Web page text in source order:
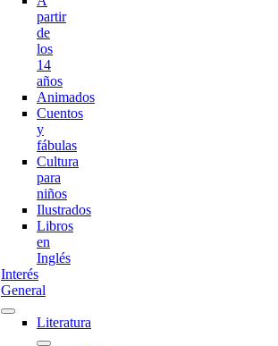
partir
de
los
14
años
Animados
Cuentos
y
fábulas
Cultura
para
niños
Ilustrados
Libros
en
Inglés
Interés
General
Literatura